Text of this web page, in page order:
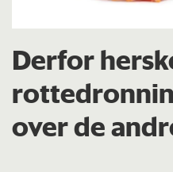
Derfor
over de